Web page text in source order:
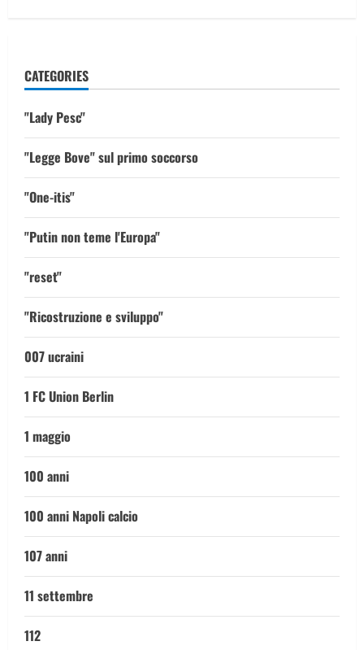
CATEGORIES
"Lady Pesc"
"Legge Bove" sul primo soccorso
"One-itis"
"Putin non teme l'Europa"
"reset"
"Ricostruzione e sviluppo"
007 ucraini
1 FC Union Berlin
1 maggio
100 anni
100 anni Napoli calcio
107 anni
11 settembre
112